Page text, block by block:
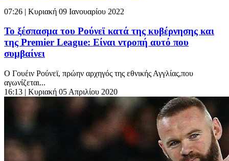
07:26 | Κυριακή 09 Ιανουαρίου 2022
Το ξέσπασμα του Ρούνεϊ κατά της κυβέρνησης και
της Premier League: Είναι ντροπή αυτό που
συμβαίνει
Ο Γουέιν Ρούνεϊ, πρώην αρχηγός της εθνικής Αγγλίας,που
αγωνίζεται...
16:13 | Κυριακή 05 Απριλίου 2020